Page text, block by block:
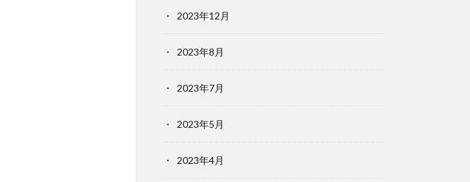
2023年12月
2023年8月
2023年7月
2023年5月
2023年4月